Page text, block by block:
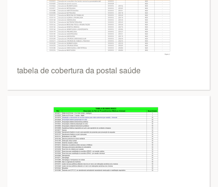
tabela de cobertura da postal saúde